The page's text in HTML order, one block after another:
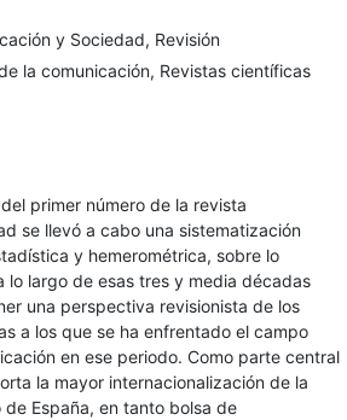
y Sociedad, Revisión
la comunicación, Revistas científicas
primer número de la revista
se llevó a cabo una sistematización
y hemerométrica, sobre lo
largo de esas tres y media décadas
una perspectiva revisionista de los
a los que se ha enfrentado el campo
en ese periodo. Como parte central
la mayor internacionalización de la
España, en tanto bolsa de